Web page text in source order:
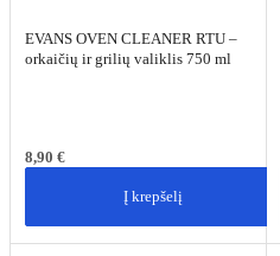
EVANS OVEN CLEANER RTU –
orkaičių ir grilių valiklis 750 ml
8,90 €
Į krepšelį